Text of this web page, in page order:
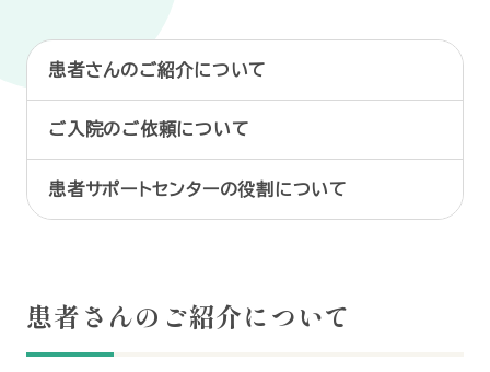
患者さんのご紹介について
ご入院のご依頼について
患者サポートセンターの役割について
患者さんのご紹介について